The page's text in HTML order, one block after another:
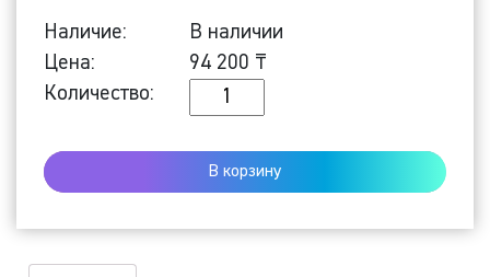
Наличие:
В наличии
Цена:
94 200 ₸
Количество:
Количество
весы
В корзину